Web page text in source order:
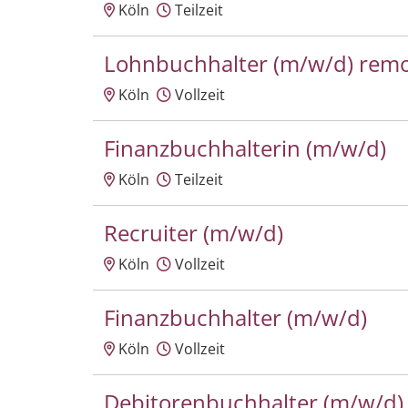
Köln Teilzeit
Lohnbuchhalter (m/w/d)
Köln Vollzeit
Finanzbuchhalterin (m/w/d)
Köln Teilzeit
Recruiter (m/w/d)
Köln Vollzeit
Finanzbuchhalter (m/w/d)
Köln Vollzeit